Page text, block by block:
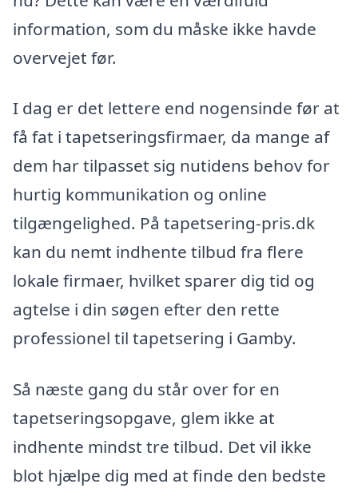
information, som du måske ikke havde
overvejet før.
I dag er det lettere end nogensinde før at
få fat i tapetseringsfirmaer, da mange af
dem har tilpasset sig nutidens behov for
hurtig kommunikation og online
tilgængelighed. På tapetsering-pris.dk
kan du nemt indhente tilbud fra flere
lokale firmaer, hvilket sparer dig tid og
agtelse i din søgen efter den rette
professionel til tapetsering i Gamby.
Så næste gang du står over for en
tapetseringsopgave, glem ikke at
indhente mindst tre tilbud. Det vil ikke
blot hjælpe dig med at finde den bedste